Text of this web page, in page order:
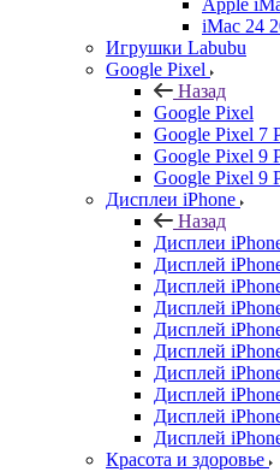
Apple
iMac 24
Игрушки Labubu
Google Pixel
Назад
Google Pixel
Google Pixel 7
Google Pixel 9
Google Pixel 9
Дисплеи iPhone
Назад
Дисплеи
Дисплей
Дисплей
Дисплей
Дисплей
Дисплей
Дисплей
Дисплей
Дисплей
Дисплей
Красота и здоровье